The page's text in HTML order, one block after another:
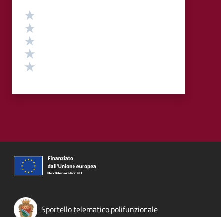
Valutazione
Sportello telematico polifunzionale